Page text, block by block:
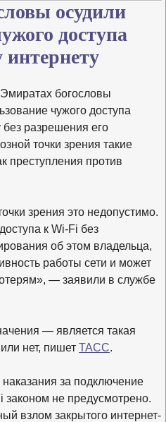
осудили
доступа
интернету
богословы
чужого доступа
без разрешения его
точки зрения такие
преступления против
зрения это недопустимо.
к Wi-Fi без
об этом владельца,
работы сети и может
— заявили в службе
— является такая
нет, пишет ТАСС.
за подключение
не предусмотрено.
взлом закрытого интернет-